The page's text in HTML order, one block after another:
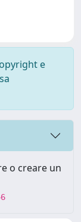
e
o creare un